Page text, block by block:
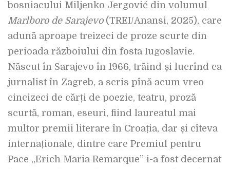
bosniacului Miljenko Jergović din volumul
Marlboro de Sarajevo (TREI/Anansi, 2025), care
adună aproape treizeci de proze scurte din
perioada războiului din fosta Iugoslavie.
Născut în Sarajevo în 1966, trăind și lucrînd ca
jurnalist în Zagreb, a scris pînă acum vreo
cincizeci de cărți de poezie, teatru, proză
scurtă, roman, eseuri, fiind laureatul mai
multor premii literare în Croația, dar și cîteva
internaționale, dintre care Premiul pentru
Pace „Erich Maria Remarque” i-a fost decernat